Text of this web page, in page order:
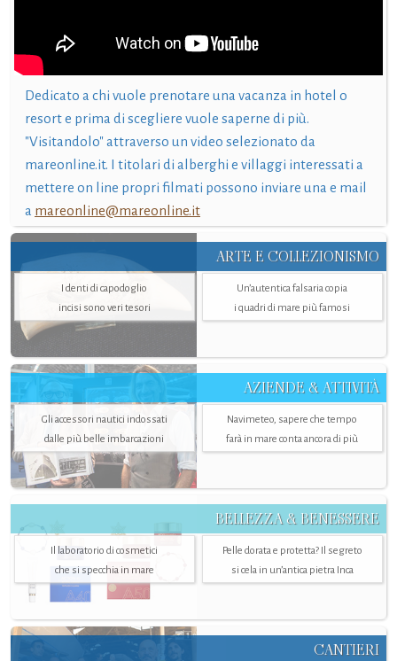
Dedicato a chi vuole prenotare una vacanza in hotel o
resort e prima di scegliere vuole saperne di più.
"Visitandolo" attraverso un video selezionato da
mareonline.it. I titolari di alberghi e villaggi interessati a
mettere on line propri filmati possono inviare una e mail
a mareonline@mareonline.it
ARTE E COLLEZIONISMO
I denti di capodoglio
incisi sono veri tesori
Un’autentica falsaria copia
i quadri di mare più famosi
AZIENDE & ATTIVITÀ
Gli accessori nautici indossati
dalle più belle imbarcazioni
Navimeteo, sapere che tempo
farà in mare conta ancora di più
BELLEZZA & BENESSERE
Il laboratorio di cosmetici
che si specchia in mare
Pelle dorata e protetta? Il segreto
si cela in un’antica pietra Inca
CANTIERI